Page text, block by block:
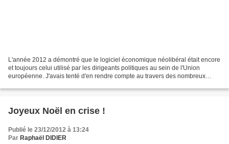
L'année 2012 a démontré que le logiciel économique néolibéral était encore
et toujours celui utilisé par les dirigeants politiques au sein de l'Union
européenne. J'avais tenté d'en rendre compte au travers des nombreux
Joyeux Noël en crise !
Publié le 23/12/2012 à 13:24
Par Raphaël DIDIER